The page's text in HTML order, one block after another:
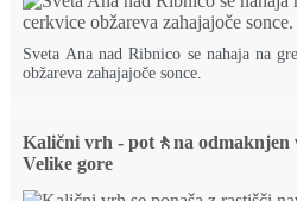
Sveta Ana nad Ribnico se nahaja na
obžareva zahajajoče sonce.
Kalični vrh - pot🚶na odmaknjen
Velike gore